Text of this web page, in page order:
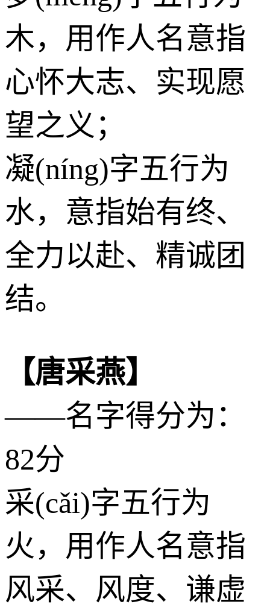
木，用作人名意指
心怀大志、实现愿
望之义；
凝(níng)字五行为
水，意指始有终、
全力以赴、精诚团
结。
【唐采燕】
——名字得分为：
82分
采(cǎi)字五行为
火 ，用作人名意指
风采、风度、谦虚